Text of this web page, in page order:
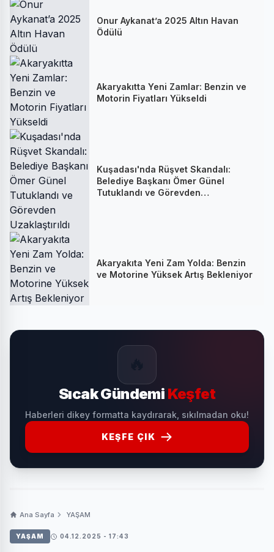
Onur Aykanat’a 2025 Altın Havan
Ödülü
Akaryakıtta Yeni Zamlar: Benzin ve
Motorin Fiyatları Yükseldi
Kuşadası'nda Rüşvet Skandalı:
Belediye Başkanı Ömer Günel
Tutuklandı ve Görevden
Akaryakıta Yeni Zam Yolda: Benzin
ve Motorine Yüksek Artış Bekleniyor
Sıcak Gündemi Keşfet
Haberleri dikey formatta kaydırarak, sıkılmadan oku!
KEŞFE ÇIK
Ana Sayfa YAŞAM
YAŞAM 04.12.2025 - 17:43